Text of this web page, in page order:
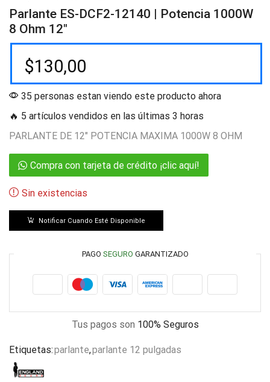
Parlante ES-DCF2-12140 | Potencia 1000W
8 Ohm 12″
$130,00
35 personas estan viendo este producto ahora
🔥 5 artículos vendidos en las últimas 3 horas
PARLANTE DE 12″ POTENCIA MAXIMA 1000W 8 OHM
Compra con tarjeta de crédito ¡clic aquí!
Sin existencias
Notificar Cuando Esté Disponible
PAGO SEGURO GARANTIZADO
Tus pagos son 100% Seguros
Etiquetas:parlante,parlante 12 pulgadas